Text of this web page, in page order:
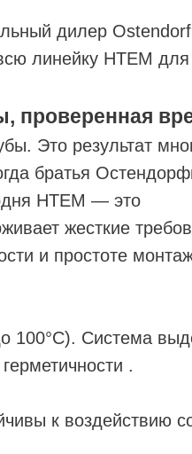
дилер
линейку HTEM для
проверенная
Это результат
братья
HTEM — это
жесткие
и простоте
100°C). Система
.
к воздействию